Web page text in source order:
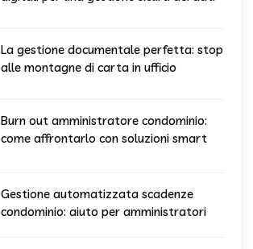
La gestione documentale perfetta: stop
alle montagne di carta in ufficio
Burn out amministratore condominio:
come affrontarlo con soluzioni smart
Gestione automatizzata scadenze
condominio: aiuto per amministratori